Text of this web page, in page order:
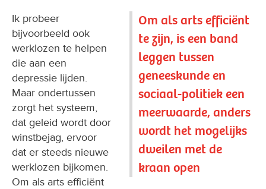
Om als arts efficiënt
te zijn, is een band
leggen tussen
geneeskunde en
sociaal-politiek een
meerwaarde, anders
wordt het mogelijks
dweilen met de
kraan open
Ik probeer
bijvoorbeeld ook
werklozen te helpen
die aan een
depressie lijden.
Maar ondertussen
zorgt het systeem,
dat geleid wordt door
winstbejag, ervoor
dat er steeds nieuwe
werklozen bijkomen.
Om als arts efficiënt